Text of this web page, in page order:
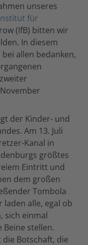
unseres
für
(IfB) bitten wir
In diesem
allen bedanken,
der Kinder- und
Am 13. Juli
Kanal in
größtes
Eintritt und
dem großen
Tombola
alle, egal ob
sich einmal
Beine stellen.
die Botschaft, die